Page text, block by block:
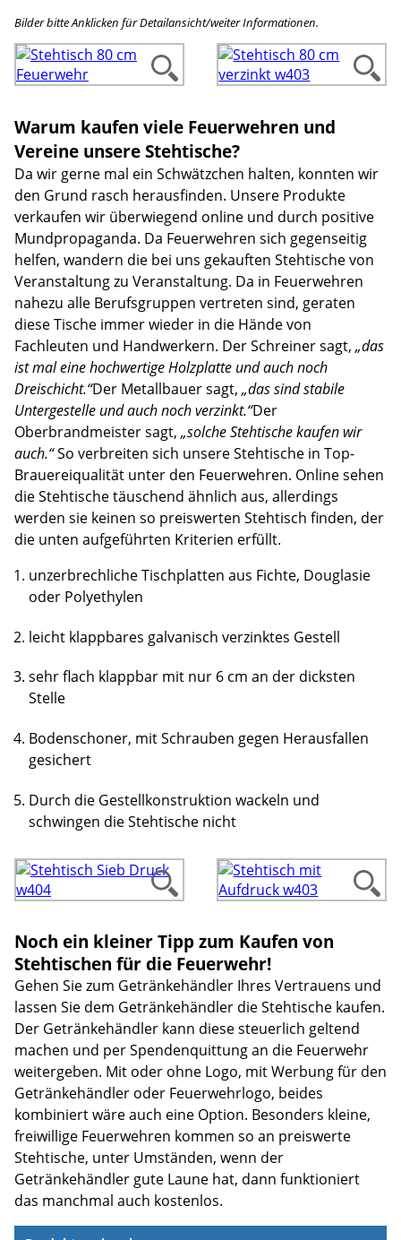
Bilder bitte Anklicken für Detailansicht/weiter Informationen.
Warum kaufen viele Feuerwehren und
Vereine unsere Stehtische?
Da wir gerne mal ein Schwätzchen halten, konnten wir
den Grund rasch herausfinden. Unsere Produkte
verkaufen wir überwiegend online und durch positive
Mundpropaganda. Da Feuerwehren sich gegenseitig
helfen, wandern die bei uns gekauften Stehtische von
Veranstaltung zu Veranstaltung. Da in Feuerwehren
nahezu alle Berufsgruppen vertreten sind, geraten
diese Tische immer wieder in die Hände von
Fachleuten und Handwerkern. Der Schreiner sagt, „das
ist mal eine hochwertige Holzplatte und auch noch
Dreischicht.“Der Metallbauer sagt, „das sind stabile
Untergestelle und auch noch verzinkt.“Der
Oberbrandmeister sagt, „solche Stehtische kaufen wir
auch.“So verbreiten sich unsere Stehtische in Top-
Brauereiqualität unter den Feuerwehren. Online sehen
die Stehtische täuschend ähnlich aus, allerdings
werden sie keinen so preiswerten Stehtisch finden, der
die unten aufgeführten Kriterien erfüllt.
unzerbrechliche Tischplatten aus Fichte, Douglasie
oder Polyethylen
leicht klappbares galvanisch verzinktes Gestell
sehr flach klappbar mit nur 6 cm an der dicksten
Stelle
Bodenschoner, mit Schrauben gegen Herausfallen
gesichert
Durch die Gestellkonstruktion wackeln und
schwingen die Stehtische nicht
Noch ein kleiner Tipp zum Kaufen von
Stehtischen für die Feuerwehr!
Gehen Sie zum Getränkehändler Ihres Vertrauens und
lassen Sie dem Getränkehändler die Stehtische kaufen.
Der Getränkehändler kann diese steuerlich geltend
machen und per Spendenquittung an die Feuerwehr
weitergeben. Mit oder ohne Logo, mit Werbung für den
Getränkehändler oder Feuerwehrlogo, beides
kombiniert wäre auch eine Option. Besonders kleine,
freiwillige Feuerwehren kommen so an preiswerte
Stehtische, unter Umständen, wenn der
Getränkehändler gute Laune hat, dann funktioniert
das manchmal auch kostenlos.